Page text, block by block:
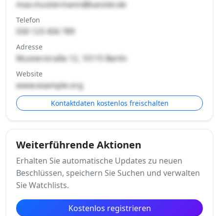
max.mustermann@kanzlei.de
Telefon
030 123 456 789
Adresse
Musterstraße 12, 10115 Berlin
Website
www.example.org
Kontaktdaten kostenlos freischalten
Weiterführende Aktionen
Erhalten Sie automatische Updates zu neuen
Beschlüssen, speichern Sie Suchen und verwalten
Sie Watchlists.
Kostenlos registrieren